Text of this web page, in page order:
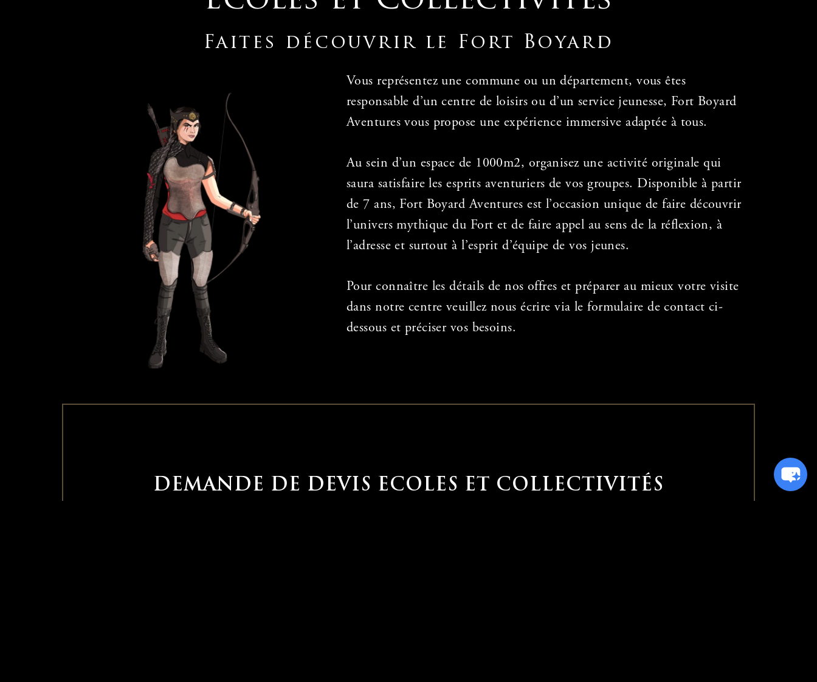
Faites découvrir le Fort Boyard
Vous représentez une commune ou un département, vous êtes
responsable d’un centre de loisirs ou d’un service jeunesse, Fort Boyard
Aventures vous propose une expérience immersive adaptée à tous.
Au sein d’un espace de 1000m2, organisez une activité originale qui
saura satisfaire lesesprits aventuriers de vos groupes. Disponible à partir
de 7 ans, Fort Boyard Aventures est l’occasion unique de faire découvrir
l’univers mythique du Fort et de faire appel au sensde la réflexion, à
l’adresse et surtout à l’esprit d’équipe de vos jeunes.
Pour connaître les détails de nos offres et préparer au mieux votre visite
dans notre centre veuillez nous écrire via le formulaire de contact ci-
dessous et préciser vos besoins.
DEMANDE DE DEVIS ECOLES ET COLLECTIVITÉS